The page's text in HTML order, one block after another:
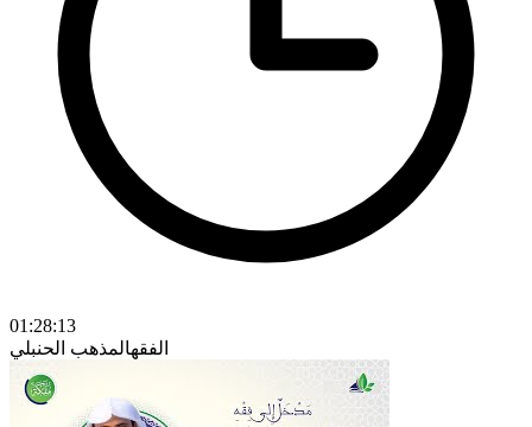
01:28:13
الفقهالمذهب الحنبلي